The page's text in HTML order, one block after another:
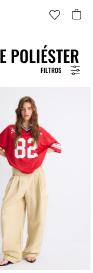
FILTROS
POLIÉSTER